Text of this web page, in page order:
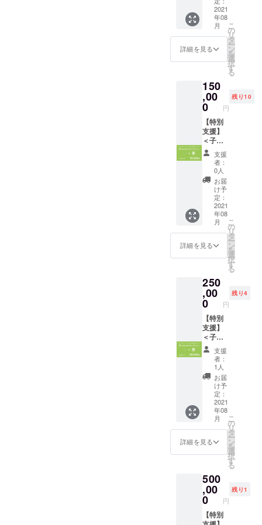
本チ
ケット1
冊分 ※
人にも
お渡し
アバ
ター絵
本チ
ケット
（1冊
分）を
発行い
たしま
す。 ※
お申し
込み時
に「シ
ンデレ
ラ」と
「桃太
郎」の2
お好き
な方を
いただ
けま
す。 ※
一般販
売は、
アバ
ター絵
本1冊
6,800円
を予定
してお
りま
す。 ●
おひる
ねアー
ト簡単
セット1
お申し
込み時
ひるね
アート
簡単
セット
（公式
ショッ
な方を
お選び
いただ
けます
●心をこ
めてお
礼の
メッ
をメー
ルで送
きます
●活動報
告レ
●1人の
子ども
へアバ
ター絵
本が寄
贈され
ます ●
ご希望
の方は
ご支援
の内容
をWEB
上にお
名前と
せてい
ただき
ます
年8月以
降順次
お届け
予定
定非営
利活動
法人 児
童養護
施設卒
バース
様、そ
の他関
連施設
協力の
元、決
めさせ
ていた
だきま
す。 ＜
内容＞
●心をこ
めてお
礼の
メッ
セージ
をメー
ルで送
●活動報
告レ
ポート
●10人の
子ども
達へア
バター
絵本が
寄贈さ
れます
●ご希望
の方は
ご支援
の内容
をWEB
サイト
上にお
名前と
ただき
ます
※2021
年8月以
降順次
にもお
渡しで
きるア
バター
絵本チ
を発行
いたし
ます。
絵本購
入サイ
トは後
日お知
らせい
たしま
す。
（2021
年8月
ECサイ
トリ
リース
予定）
＜リ
ターン
●心をこ
礼の
メッ
セージ
をメー
ルで送
らせて
いただ
きま
す。 ●
活動報
告レ
ポート
●アバ
ター絵
本の公
式スポ
ンサー
になり
※備考欄
したい
お名前
（ニッ
クネー
ム可）
なれる
権＋ア
バター
絵本1冊
スポン
サーと
して、
WEBサ
イトに
支援者
さまの
お名前
（ニッ
クネー
ム可）
を掲
載。ご
家族や
ご友人
にもお
渡しで
きるア
バター
絵本チ
ケット1
冊分の
コード
いたし
ます。
絵本購
入サイ
トは後
日お知
らせい
たしま
す。
（2021
年8月
ECサイ
トリ
リース
予定）
＜リ
ターン
内容＞
●心をこ
めてお
メッ
セージ
をメー
ルで送
らせて
2021
年08
月
詳細を見る
こ
の
リ
タ
ー
ン
を
選
択
す
る
150
,00
0 円
残り10
【特別
支援】
＜子ど
もたち
にアバ
ター絵
本をプ
レゼン
トでき
ます権
（30人
分）＞
両親が
いな
かった
り、施
育って
いて絵
本を親
からプ
レゼン
トされ
る機会
が少な
いとい
う子ど
も達に
も「自
分が主
人公に
なれる
アバ
ター絵
本」を
届けた
いで
ひご支
援のほ
どよろ
しくお
願いい
支援
者：
0人
お届
け予
定：
2021
年08
月
詳細を見る
こ
の
リ
タ
ー
ン
を
選
択
す
る
250
,00
0 円
残り4
【特別
支援】
＜子ど
もたち
にアバ
ター絵
本をプ
レゼン
トでき
ます権
（50人
分）＞
両親が
いな
かった
り、施
育って
いて絵
本を親
からプ
レゼン
支援
者：
1人
お届
け予
定：
2021
年08
月
詳細を見る
こ
の
リ
タ
ー
ン
を
選
択
す
る
500
,00
0 円
残り1
【特別